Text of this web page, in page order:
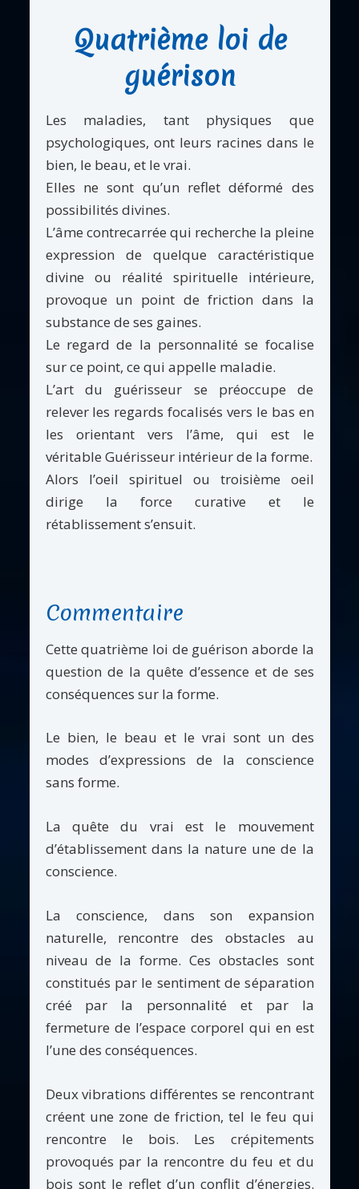
Quatrième loi de
guérison
Les maladies, tant physiques que
psychologiques, ont leurs racines dans le
bien, le beau, et le vrai.
Elles ne sont qu’un reflet déformé des
possibilités divines.
L’âme contrecarrée qui recherche la pleine
expression de quelque caractéristique
divine ou réalité spirituelle intérieure,
provoque un point de friction dans la
substance de ses gaines.
Le regard de la personnalité se focalise
sur ce point, ce qui appelle maladie.
L’art du guérisseur se préoccupe de
relever les regards focalisés vers le bas en
les orientant vers l’âme, qui est le
véritable Guérisseur intérieur de la forme.
Alors l’oeil spirituel ou troisième oeil
dirige la force curative et le
rétablissement s’ensuit.
Commentaire
Cette quatrième loi de guérison aborde la
question de la quête d’essence et de ses
conséquences sur la forme.
Le bien, le beau et le vrai sont un des
modes d’expressions de la conscience
sans forme.
La quête du vrai est le mouvement
d’établissement dans la nature une de la
conscience.
La conscience, dans son expansion
naturelle, rencontre des obstacles au
niveau de la forme. Ces obstacles sont
constitués par le sentiment de séparation
créé par la personnalité et par la
fermeture de l’espace corporel qui en est
l’une des conséquences.
Deux vibrations différentes se rencontrant
créent une zone de friction, tel le feu qui
rencontre le bois. Les crépitements
provoqués par la rencontre du feu et du
bois sont le reflet d’un conflit d’énergies.